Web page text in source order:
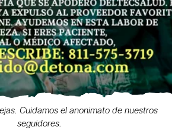
Cuidamos el anonimato de nuestros
seguidores.